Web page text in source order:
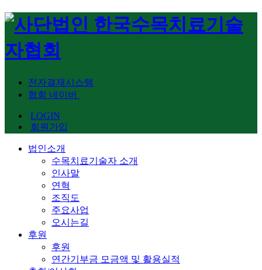
전자결재시스템
협회 네이버
LOGIN
회원가입
법인소개
수목치료기술자 소개
인사말
연혁
조직도
주요사업
오시는길
후원
후원
연간기부금 모금액 및 활용실적